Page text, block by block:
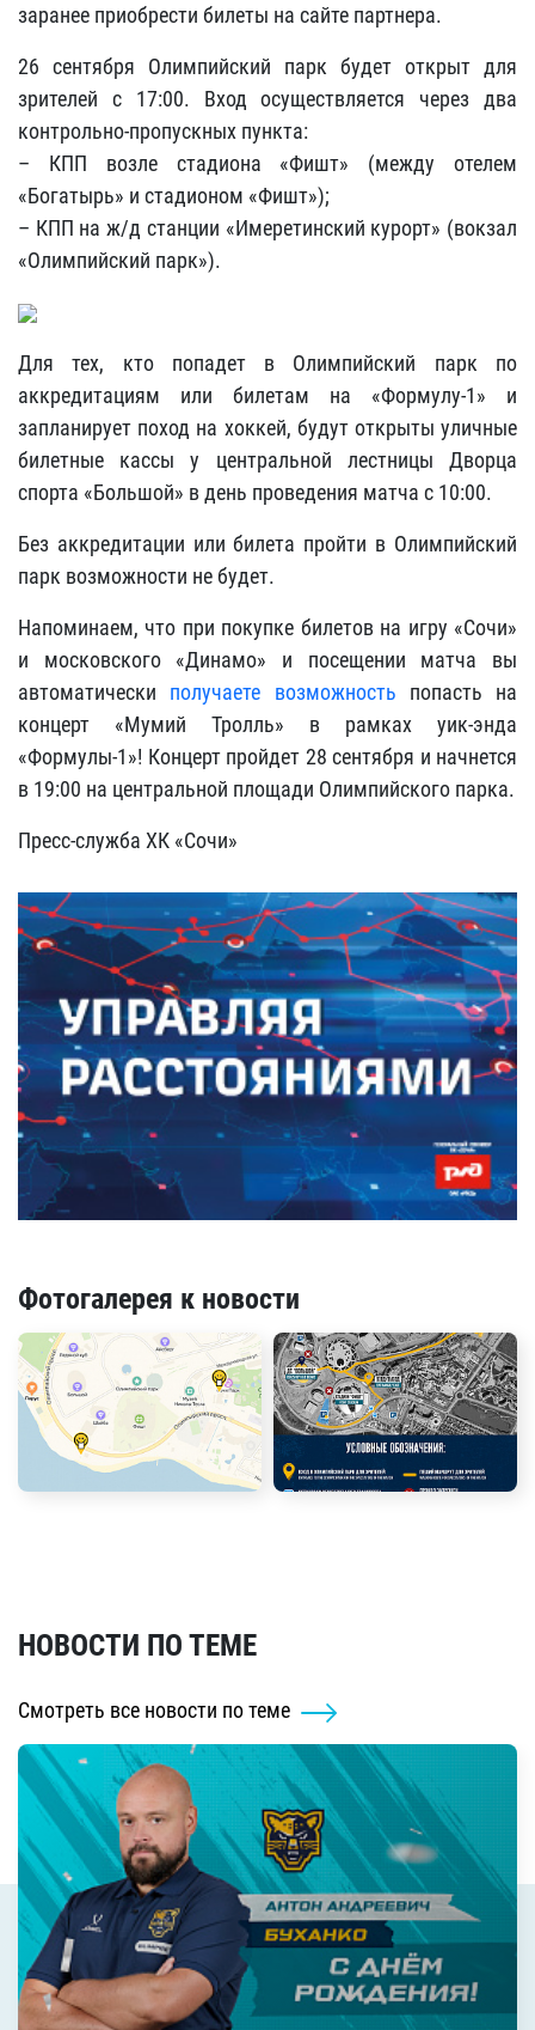
заранее приобрести билеты на сайте партнера.
26 сентября Олимпийский парк будет открыт для
зрителей с 17:00. Вход осуществляется через два
контрольно-пропускных пункта:
– КПП возле стадиона «Фишт» (между отелем
«Богатырь» и стадионом «Фишт»);
– КПП на ж/д станции «Имеретинский курорт» (вокзал
«Олимпийский парк»).
Для тех, кто попадет в Олимпийский парк по
аккредитациям или билетам на «Формулу-1» и
запланирует поход на хоккей, будут открыты уличные
билетные кассы у центральной лестницы Дворца
спорта «Большой» в день проведения матча с 10:00.
Без аккредитации или билета пройти в Олимпийский
парк возможности не будет.
Напоминаем, что при покупке билетов на игру «Сочи»
и московского «Динамо» и посещении матча вы
автоматически получаете возможность попасть на
концерт «Мумий Тролль» в рамках уик-энда
«Формулы-1»! Концерт пройдет 28 сентября и начнется
в 19:00 на центральной площади Олимпийского парка.
Пресс-служба ХК «Сочи»
Фотогалерея к новости
НОВОСТИ ПО ТЕМЕ
Смотреть все новости по теме